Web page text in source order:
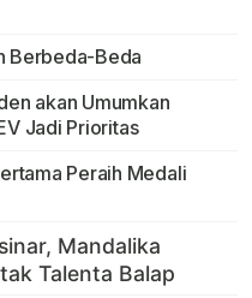
Berbeda-Beda
akan Umumkan
Jadi Prioritas
Peraih Medali